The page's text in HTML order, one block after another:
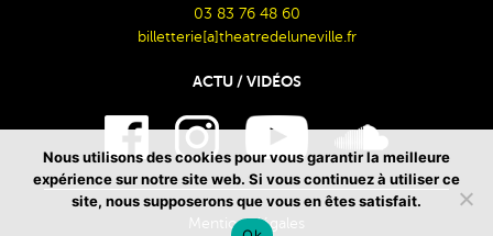
03 83 76 48 60
billetterie[a]theatredeluneville.fr
ACTU / VIDÉOS
Mentions légales
Nous utilisons des cookies pour vous garantir la meilleure
expérience sur notre site web. Si vous continuez à utiliser ce
site, nous supposerons que vous en êtes satisfait.